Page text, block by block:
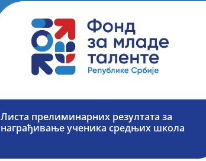
Листа прелиминарних резултата за
награђивање ученика средњих школа